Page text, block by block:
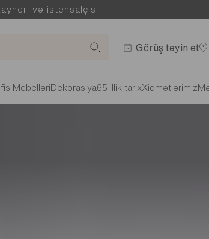
və istehsalçısı
Görüş təyin et
MebelləriDekorasiya65 illik tarixXidmətlərimiz